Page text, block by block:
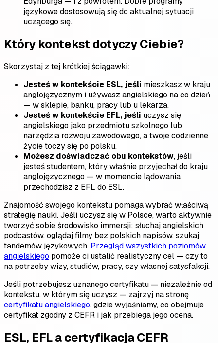
językowe dostosowują się do aktualnej sytuacji
uczącego się.
Który kontekst dotyczy Ciebie?
Skorzystaj z tej krótkiej ściągawki:
Jesteś w kontekście ESL, jeśli mieszkasz w kraju
anglojęzycznym i używasz angielskiego na co dzień
— w sklepie, banku, pracy lub u lekarza.
Jesteś w kontekście EFL, jeśli uczysz się
angielskiego jako przedmiotu szkolnego lub
narzędzia rozwoju zawodowego, a twoje codzienne
życie toczy się po polsku.
Możesz doświadczać obu kontekstów, jeśli
jesteś studentem, który właśnie przyjechał do kraju
anglojęzycznego — w momencie lądowania
przechodzisz z EFL do ESL.
Znajomość swojego kontekstu pomaga wybrać właściwą
strategię nauki. Jeśli uczysz się w Polsce, warto aktywnie
tworzyć sobie środowisko immersji: słuchaj angielskich
podcastów, oglądaj filmy bez polskich napisów, szukaj
tandemów językowych. Przegląd wszystkich poziomów
angielskiego pomoże ci ustalić realistyczny cel — czy to
na potrzeby wizy, studiów, pracy, czy własnej satysfakcji.
Jeśli potrzebujesz uznanego certyfikatu — niezależnie od
kontekstu, w którym się uczysz — zajrzyj na stronę
certyfikatu angielskiego, gdzie wyjaśniamy, co obejmuje
certyfikat zgodny z CEFR i jak przebiega jego ocena.
ESL, EFL a certyfikacja CEFR